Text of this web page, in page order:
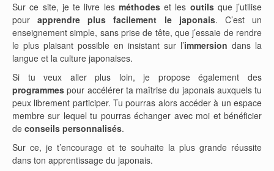
Sur ce site, je te livre les méthodeset les outilsque j’utilise
pourapprendre plus facilement le japonais. C’est un
enseignement simple, sans prise de tête, que j’essaie de rendre
le plus plaisant possible en insistant sur l’immersion dans la
langue et la culture japonaises.
Si tu veux aller plus loin, je propose également des
programmes pour accélérer ta maîtrise du japonais auxquels tu
peux librement participer. Tu pourras alors accéder à un espace
membre sur lequel tu pourras échanger avec moi et bénéficier
de conseils personnalisés.
Sur ce, je t’encourage et te souhaite la plus grande réussite
dans ton apprentissage du japonais.